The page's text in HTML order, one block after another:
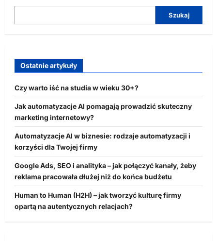
Szukaj
Ostatnie artykuły
Czy warto iść na studia w wieku 30+?
Jak automatyzacje AI pomagają prowadzić skuteczny
marketing internetowy?
Automatyzacje AI w biznesie: rodzaje automatyzacji i
korzyści dla Twojej firmy
Google Ads, SEO i analityka – jak połączyć kanały, żeby
reklama pracowała dłużej niż do końca budżetu
Human to Human (H2H) – jak tworzyć kulturę firmy
opartą na autentycznych relacjach?